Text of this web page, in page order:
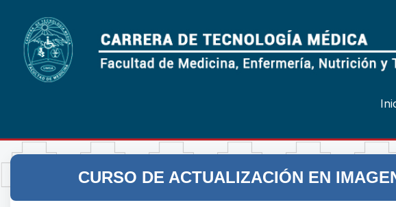
CURSO DE ACTUALIZACIÓN EN